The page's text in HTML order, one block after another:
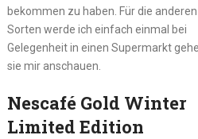
bekommen zu haben. Für die anderen
Sorten werde ich einfach einmal bei
Gelegenheit in einen Supermarkt
sie mir anschauen.
Nescafé Gold Winter
Limited Edition